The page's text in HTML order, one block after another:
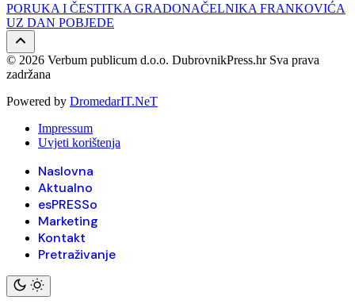
PORUKA I ČESTITKA GRADONAČELNIKA FRANKOVIĆA
UZ DAN POBJEDE
© 2026 Verbum publicum d.o.o. DubrovnikPress.hr Sva prava
zadržana
Powered by DromedarIT.NeT
Impressum
Uvjeti korištenja
Naslovna
Aktualno
esPRESSo
Marketing
Kontakt
Pretraživanje